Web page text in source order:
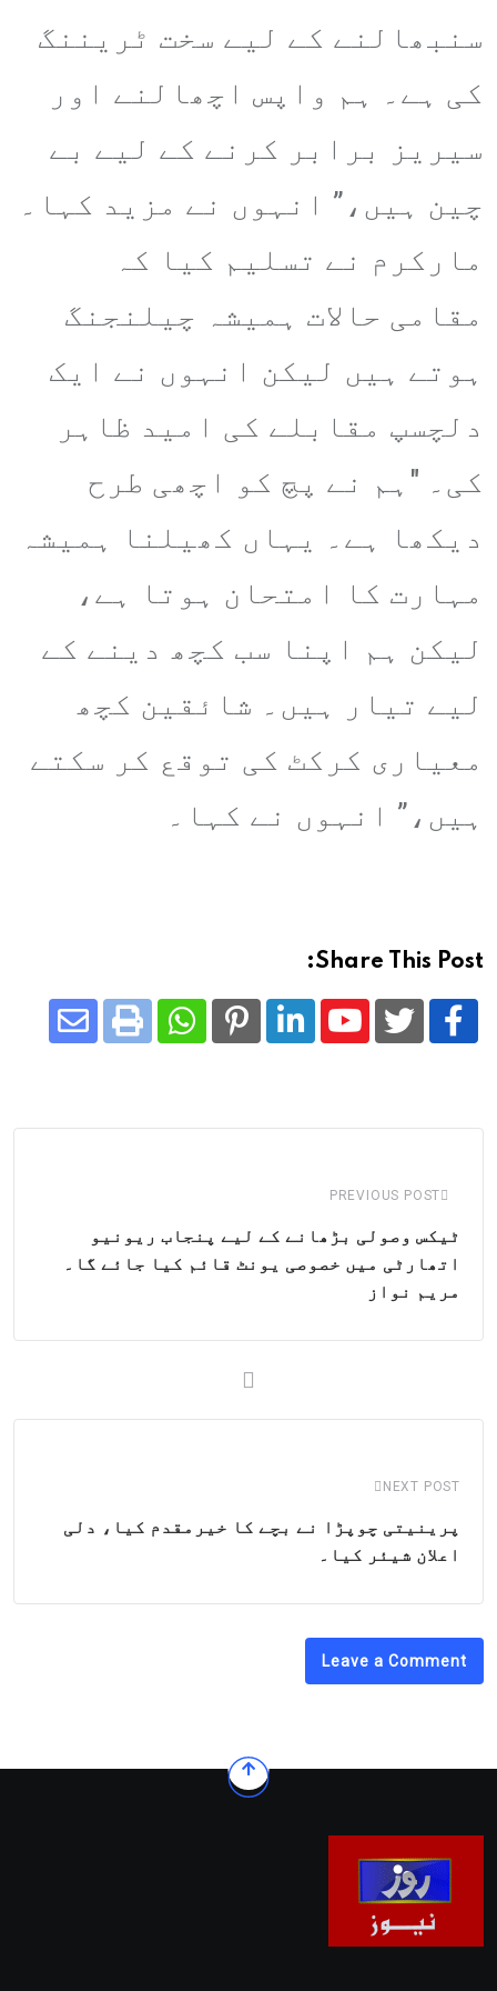
سنبھالنے کے لیے سخت ٹریننگ
کی ہے۔ ہم واپس اچھالنے اور
سیریز برابر کرنے کے لیے بے
چین ہیں،” انہوں نے مزید کہا۔
مارکرم نے تسلیم کیا کہ
مقامی حالات ہمیشہ چیلنجنگ
ہوتے ہیں لیکن انہوں نے ایک
دلچسپ مقابلے کی امید ظاہر
کی۔ "ہم نے پچ کو اچھی طرح
دیکھا ہے۔ یہاں کھیلنا ہمیشہ
مہارت کا امتحان ہوتا ہے،
لیکن ہم اپنا سب کچھ دینے کے
لیے تیار ہیں۔ شائقین کچھ
معیاری کرکٹ کی توقع کر سکتے
ہیں،” انہوں نے کہا۔
Share This Post:
Youtube
LinkedIn
Pinterest
Whatsapp
Print
PREVIOUS POST
ٹیکس وصولی بڑھانے کے لیے پنجاب ریونیو
اتھارٹی میں خصوصی یونٹ قائم کیا جائے گا۔
مریم نواز
NEXT POST
پرینیتی چوپڑا نے بچے کا خیرمقدم کیا، دلی
اعلان شیئر کیا۔
Leave a Comment